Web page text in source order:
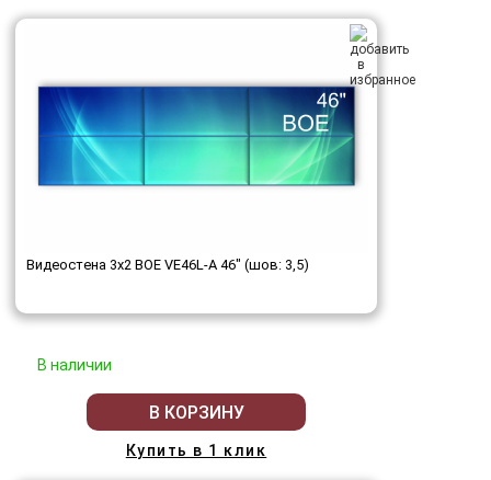
Видеостена 3x2 BOE VE46L-A 46" (шов: 3,5)
В наличии
В КОРЗИНУ
Купить в 1 клик